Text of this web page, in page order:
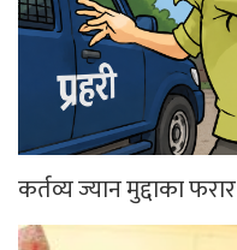
कर्तव्य ज्यान मुद्दाका फरार